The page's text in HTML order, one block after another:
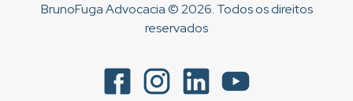
BrunoFuga Advocacia © 2026. Todos os direitos
reservados